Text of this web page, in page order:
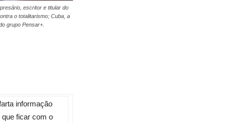
escritor e titular do
o totalitarismo; Cuba, a
grupo Pensar+.
informação
ficar com o